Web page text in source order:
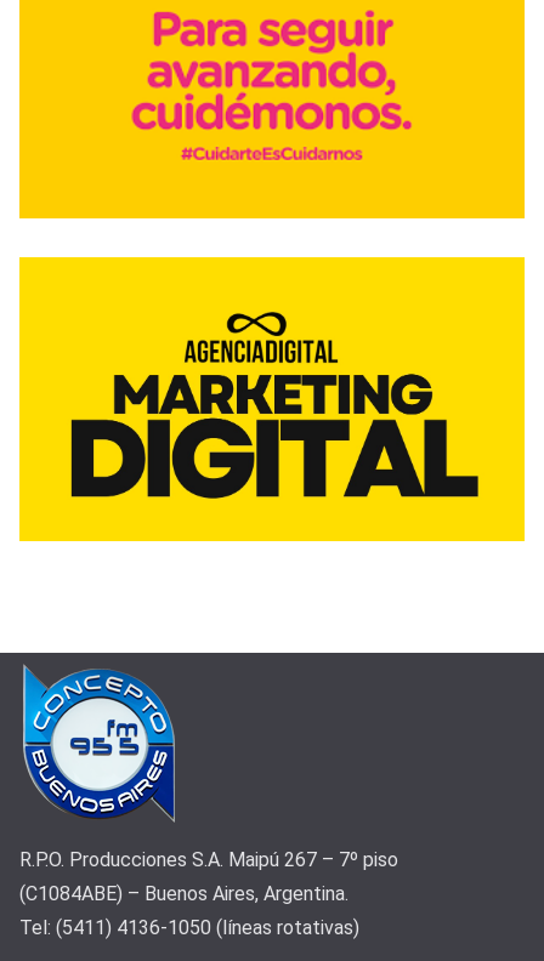
R.P.O. Producciones S.A. Maipú 267 – 7º piso
(C1084ABE) – Buenos Aires, Argentina.
Tel: (5411) 4136-1050 (líneas rotativas)